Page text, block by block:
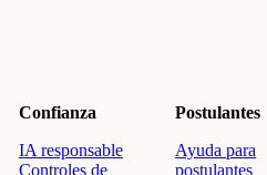
Confianza
IA responsable
Controles de
Postulantes
Ayuda para
postulantes